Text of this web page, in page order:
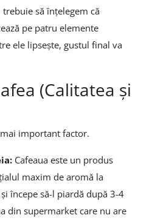
să înțelegem că
pe patru elemente
ele lipsește, gustul final va
(Calitatea și
important factor.
Cafeaua este un produs
maxim de aromă la
începe să-l piardă după 3-4
din supermarket care nu are